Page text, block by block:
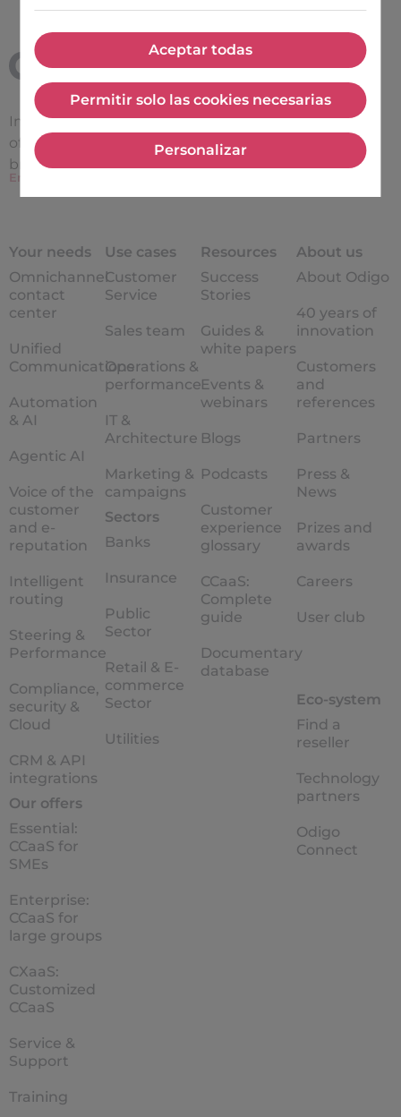
Aceptar todas
Permitir solo las cookies necesarias
Permitir solo las cookies
Personalizar
Improve theeffectiveness
of interactions between a
brand and its customers
En Savoir Plus
Your needs
Omnichannel
contact
center
Unified
Communications
Automation
& AI
Agentic AI
Voice of the
customer
and e-
reputation
Intelligent
routing
Steering &
Performance
Compliance,
security &
Cloud
CRM & API
integrations
Our offers
Essential:
CCaaS for
SMEs
Enterprise:
CCaaS for
large groups
CXaaS:
Customized
CCaaS
Service &
Support
Training
Use cases
Customer
Service
Sales team
Operations &
performance
IT &
Architecture
Marketing &
campaigns
Sectors
Banks
Insurance
Public
Sector
Retail & E-
commerce
Sector
Utilities
Resources
Success
Stories
Guides &
white papers
Events &
webinars
Blogs
Podcasts
Customer
experience
glossary
CCaaS:
Complete
guide
Documentary
database
About us
About Odigo
40 years of
innovation
Customers
and
references
Partners
Press &
News
Prizes and
awards
Careers
User club
Eco-system
Find a
reseller
Technology
partners
Odigo
Connect